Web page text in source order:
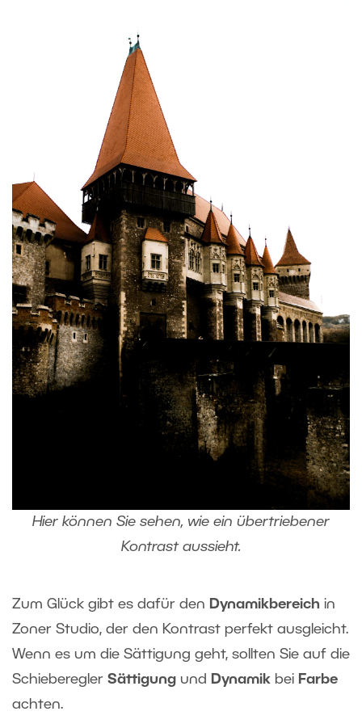
Hier können Sie sehen, wie ein übertriebener
Kontrast aussieht.
Zum Glück gibt es dafür den Dynamikbereich in
Zoner Studio, der den Kontrast perfekt ausgleicht.
Wenn es um die Sättigung geht, sollten Sie auf die
Schieberegler Sättigung und Dynamik bei Farbe
achten.